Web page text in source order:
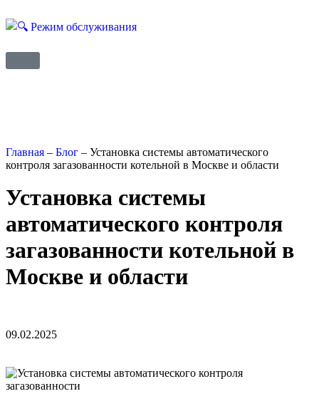
Главная – Блог – Установка системы автоматического
контроля загазованности котельной в Москве и области
Установка системы
автоматического контроля
загазованности котельной в
Москве и области
09.02.2025